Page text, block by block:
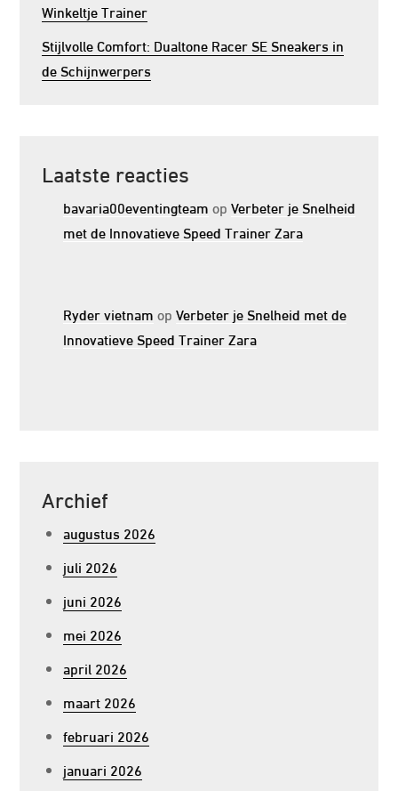
Winkeltje Trainer
Stijlvolle Comfort: Dualtone Racer SE Sneakers in
de Schijnwerpers
Laatste reacties
bavaria00eventingteam opVerbeter je Snelheid
met de Innovatieve Speed Trainer Zara
Ryder vietnam opVerbeter je Snelheid met de
Innovatieve Speed Trainer Zara
Archief
augustus 2026
juli 2026
juni 2026
mei 2026
april 2026
maart 2026
februari 2026
januari 2026